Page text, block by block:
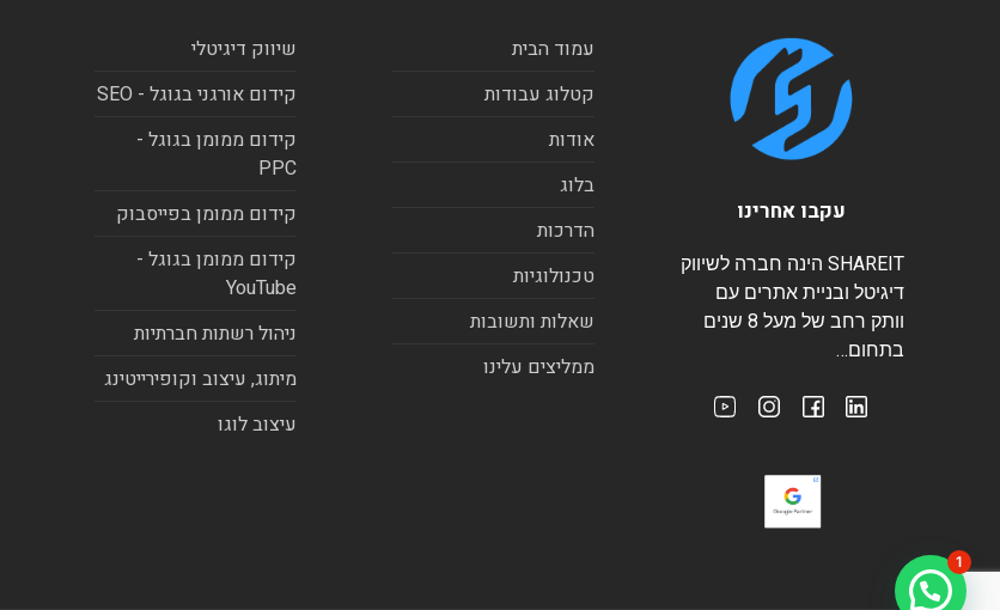
עקבו אחרינו
SHAREIT הינה חברה לשיווק
דיגיטל ובניית אתרים עם
וותק רחב של מעל 8 שנים
בתחום…
עמוד הבית
קטלוג עבודות
אודות
בלוג
הדרכות
טכנולוגיות
שאלות ותשובות
ממליצים עלינו
שיווק דיגיטלי
קידום אורגני בגוגל - SEO
קידום ממומן בגוגל -
PPC
קידום ממומן בפייסבוק
קידום ממומן בגוגל -
YouTube
ניהול רשתות חברתיות
מיתוג, עיצוב וקופירייטינג
עיצוב לוגו
1